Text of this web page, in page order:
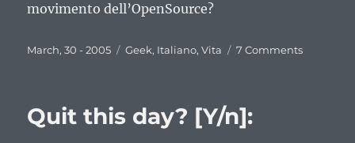
movimento dell’OpenSource?
Posted
March, 30 - 2005 Categories
Geek, Italiano,Vita 7 Commentson
Quit this day? [Y/n]: